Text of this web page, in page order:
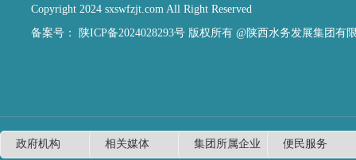
Copyright 2024 sxswfzjt.com All Right Reserved
备案号：
陕ICP备2024028293号 版权所有 @陕西水务发展集团有